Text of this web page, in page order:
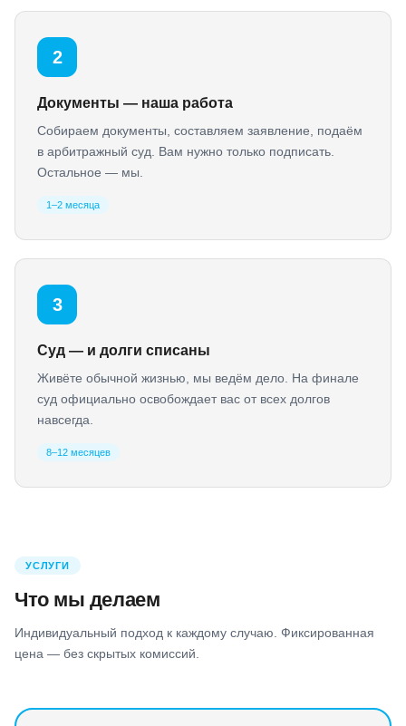
2
Документы — наша работа
Собираем документы, составляем заявление, подаём
в арбитражный суд. Вам нужно только подписать.
Остальное — мы.
1–2 месяца
3
Суд — и долги списаны
Живёте обычной жизнью, мы ведём дело. На финале
суд официально освобождает вас от всех долгов
навсегда.
8–12 месяцев
УСЛУГИ
Что мы делаем
Индивидуальный подход к каждому случаю. Фиксированная
цена — без скрытых комиссий.